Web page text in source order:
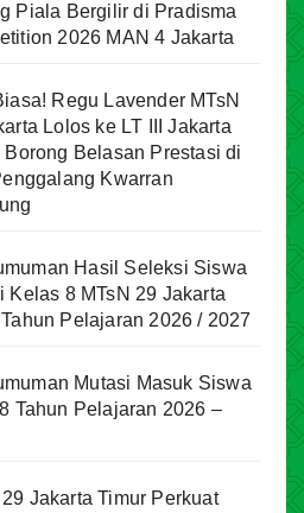
Piala Bergilir di Pradisma
2026 MAN 4 Jakarta
Regu Lavender MTsN
Lolos ke LT III Jakarta
Borong Belasan Prestasi di
Kwarran
Hasil Seleksi Siswa
Kelas 8 MTsN 29 Jakarta
Pelajaran 2026 / 2027
Mutasi Masuk Siswa
Tahun Pelajaran 2026 –
29 Jakarta Timur Perkuat